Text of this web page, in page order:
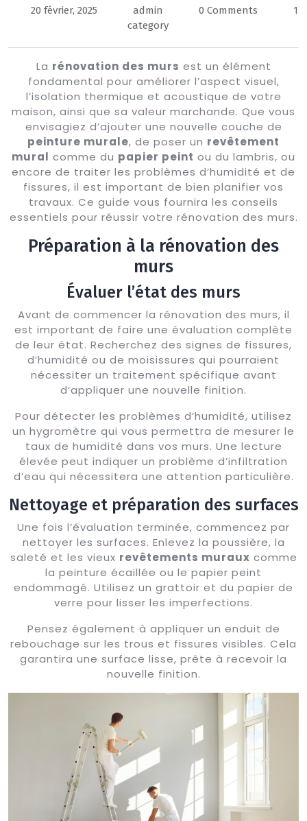
20 février, 2025 admin 0 Comments
1
category
La rénovation des murs est un élément
fondamental pour améliorer l’aspect visuel,
l’isolation thermique et acoustique de votre
maison, ainsi que sa valeur marchande. Que vous
envisagiez d’ajouter une nouvelle couche de
peinture murale, de poser un revêtement
mural comme du papier peint ou du lambris, ou
encore de traiter les problèmes d’humidité et de
fissures, il est important de bien planifier vos
travaux. Ce guide vous fournira les conseils
essentiels pour réussir votre rénovation des murs.
Préparation à la rénovation des
murs
Évaluer l’état des murs
Avant de commencer la rénovation des murs, il
est important de faire une évaluation complète
de leur état. Recherchez des signes de fissures,
d’humidité ou de moisissures qui pourraient
nécessiter un traitement spécifique avant
d’appliquer une nouvelle finition.
Pour détecter les problèmes d’humidité, utilisez
un hygromètre qui vous permettra de mesurer le
taux de humidité dans vos murs. Une lecture
élevée peut indiquer un problème d’infiltration
d’eau qui nécessitera une attention particulière.
Nettoyage et préparation des surfaces
Une fois l’évaluation terminée, commencez par
nettoyer les surfaces. Enlevez la poussière, la
saleté et les vieux revêtements muraux comme
la peinture écaillée ou le papier peint
endommagé. Utilisez un grattoir et du papier de
verre pour lisser les imperfections.
Pensez également à appliquer un enduit de
rebouchage sur les trous et fissures visibles. Cela
garantira une surface lisse, prête à recevoir la
nouvelle finition.